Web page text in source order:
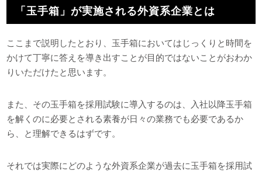
「玉手箱」が実施される外資系企業とは
ここまで説明したとおり、玉手箱においてはじっくりと時間を
かけて丁寧に答えを導き出すことが目的ではないことがおわか
りいただけたと思います。
また、その玉手箱を採用試験に導入するのは、入社以降玉手箱
を解くのに必要とされる素養が日々の業務でも必要であるか
ら、と理解できるはずです。
それでは実際にどのような外資系企業が過去に玉手箱を採用試